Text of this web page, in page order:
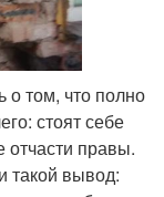
о том, что полно
стоят себе
отчасти правы.
такой вывод: